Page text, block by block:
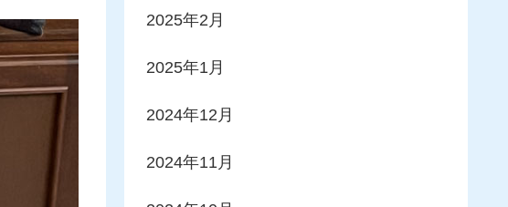
2025年2月
2025年1月
2024年12月
2024年11月